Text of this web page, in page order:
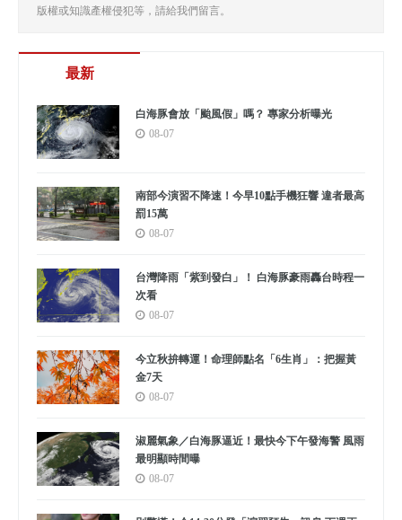
版權或知識產權侵犯等，請給我們留言。
最新
白海豚會放「颱風假」嗎？ 專家分析曝光
08-07
南部今演習不降速！今早10點手機狂響 違者最高
罰15萬
08-07
台灣降雨「紫到發白」！ 白海豚豪雨轟台時程一
次看
08-07
今立秋拚轉運！命理師點名「6生肖」：把握黃
金7天
08-07
淑麗氣象／白海豚逼近！最快今下午發海警 風雨
最明顯時間曝
08-07